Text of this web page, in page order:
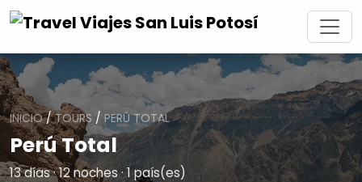
INICIO/TOURS /PERÚ TOTAL
Perú Total
13 días · 12 noches · 1 país(es)